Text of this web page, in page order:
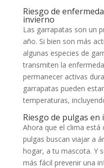
Riesgo de
invierno
Las garrapatas son un
año. Si bien son más
algunas especies de
transmiten la
permanecer activas
garrapatas pueden
temperaturas,
Riesgo de pulgas en
Ahora que el clima está
pulgas buscan viajar a
hogar, a tu mascota. Y
más fácil prevenir una